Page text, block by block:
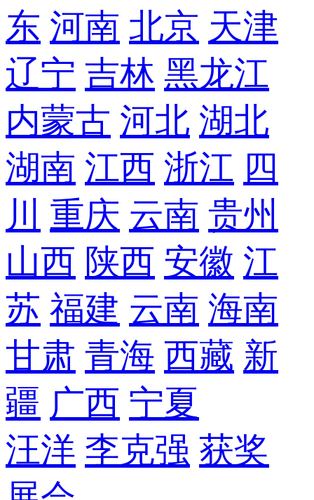
东 河南 北京 天津
辽宁 吉林 黑龙江
内蒙古 河北 湖北
湖南 江西 浙江 四
川
重庆 云南 贵州
山西 陕西 安徽 江
苏 福建 云南 海南
甘肃 青海 西藏 新
疆 广西 宁夏
汪洋 李克强 获奖